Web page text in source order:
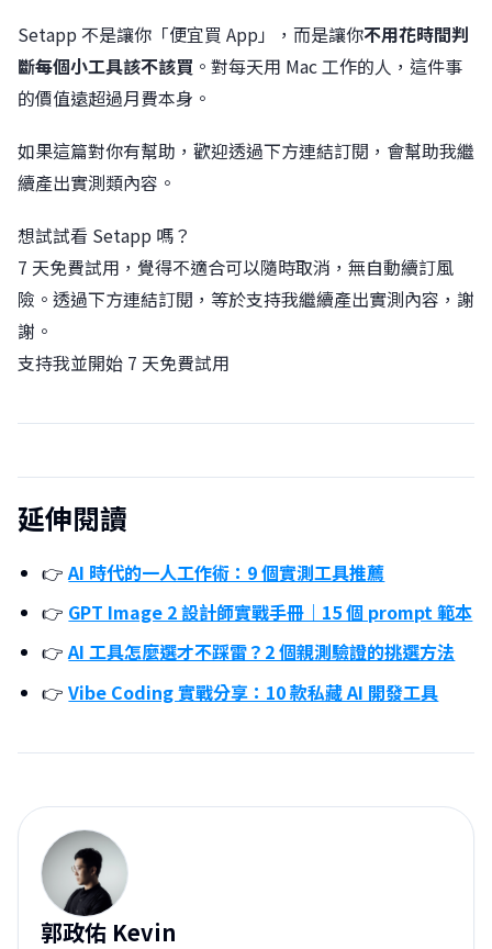
Setapp 不是讓你「便宜買 App」，而是讓你不用花時間判
斷每個小工具該不該買 。對每天用 Mac 工作的人，這件事
的價值遠超過月費本身。
如果這篇對你有幫助，歡迎透過下方連結訂閱，會幫助我繼
續產出實測類內容。
想試試看 Setapp 嗎？
7 天免費試用，覺得不適合可以隨時取消，無自動續訂風
險。透過下方連結訂閱，等於支持我繼續產出實測內容，謝
謝。
支持我並開始 7 天免費試用
延伸閱讀
👉AI 時代的一人工作術：9 個實測工具推薦
👉 GPT Image 2 設計師實戰手冊｜15 個 prompt 範本
👉AI 工具怎麼選才不踩雷？2 個親測驗證的挑選方法
👉Vibe Coding 實戰分享：10 款私藏 AI 開發工具
郭
郭政佑 Kevin